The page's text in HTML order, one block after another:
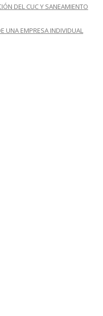
DEL CUC Y SANEAMIENTO
UNA EMPRESA INDIVIDUAL